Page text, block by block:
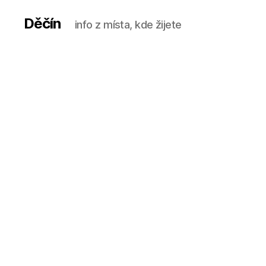
Děčín info z místa, kde žijete